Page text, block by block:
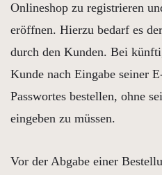
Onlineshop zu registrieren
eröffnen. Hierzu bedarf es
durch den Kunden. Bei
Kunde nach Eingabe seiner
Passwortes bestellen, ohne
eingeben zu müssen.
Vor der Abgabe einer